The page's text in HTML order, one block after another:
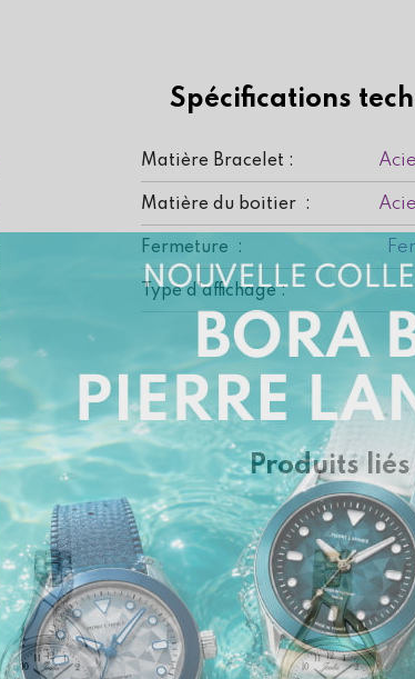
Spécifications
Matière Bracelet :
Matière du boitier :
Fermeture :
Type d'affichage :
Produits liés